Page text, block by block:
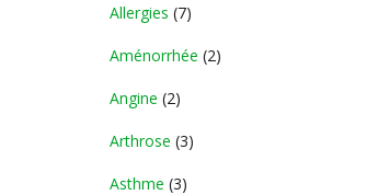
Allergies (7)
Aménorrhée (2)
Angine (2)
Arthrose (3)
Asthme (3)